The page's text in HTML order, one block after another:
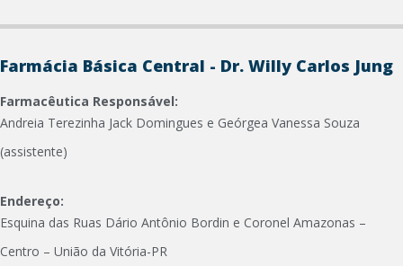
Farmácia Básica Central - Dr. Willy Carlos Jung
Farmacêutica Responsável:
Andreia Terezinha Jack Domingues e Geórgea Vanessa Souza
(assistente)
Endereço:
Esquina das Ruas Dário Antônio Bordin e Coronel Amazonas –
Centro – União da Vitória-PR